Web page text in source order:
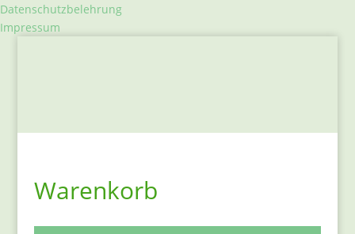
Datenschutzbelehrung
Impressum
Warenkorb